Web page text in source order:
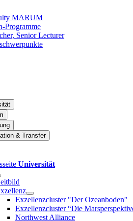
MARUM
Programme
Senior Lecturer
& Transfer
Universität
Exzellenzcluster "Der Ozeanboden"
Exzellenzcluster “Die
Northwest Alliance